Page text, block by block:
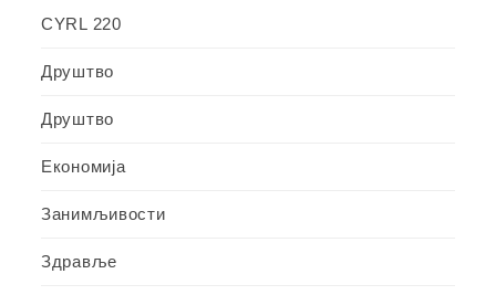
CYRL 220
Друштво
Друштво
Економија
Занимљивости
Здравље